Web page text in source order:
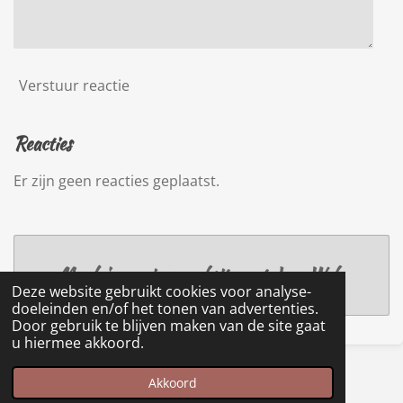
Deze website gebruikt cookies voor analyse-
doeleinden en/of het tonen van advertenties.
Door gebruik te blijven maken van de site gaat
u hiermee akkoord.
Akkoord
Verstuur reactie
Reacties
Er zijn geen reacties geplaatst.
Maak jouw eigen website met JouwWeb
© 2022 - 2026 fiekevanhoudt.nl